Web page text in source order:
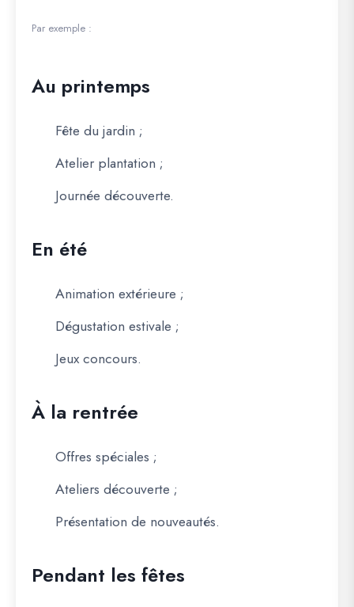
Par exemple :
Au printemps
Fête du jardin ;
Atelier plantation ;
Journée découverte.
En été
Animation extérieure ;
Dégustation estivale ;
Jeux concours.
À la rentrée
Offres spéciales ;
Ateliers découverte ;
Présentation de nouveautés.
Pendant les fêtes